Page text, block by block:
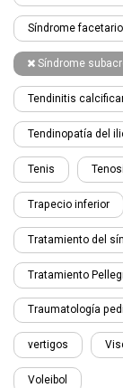
Síndrome
Síndrome
Tendinitis
Tendinopatía del
Tenis
Trapecio inferior
Tratamiento del
Tratamiento
Traumatología
vertigos
Voleibol